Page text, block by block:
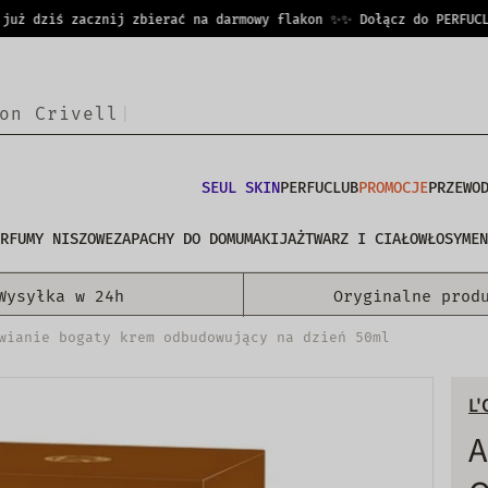
dziś zacznij zbierać na darmowy flakon ✨✨ Dołącz do
SEUL SKINPERFUCLUBPROMOCJE
NISZOWEZAPACHY DO DOMUMAKIJAŻTWARZ I CIAŁOWŁOSYMEN
w 24h Oryginalne
bogaty krem odbudowujący na dzień 50ml